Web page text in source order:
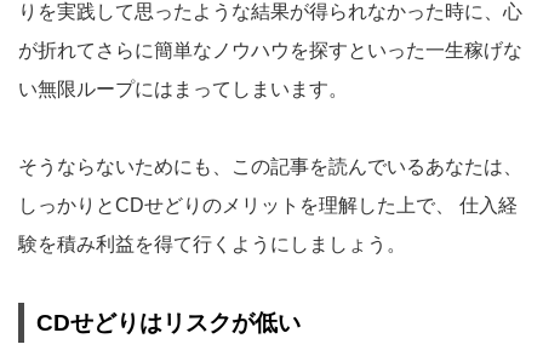
りを実践して思ったような結果が得られなかった時に、心
が折れてさらに簡単なノウハウを探すといった一生稼げな
い無限ループにはまってしまいます。
そうならないためにも、この記事を読んでいるあなたは、
しっかりとCDせどりのメリットを理解した上で、 仕入経
験を積み利益を得て行くようにしましょう。
CDせどりはリスクが低い